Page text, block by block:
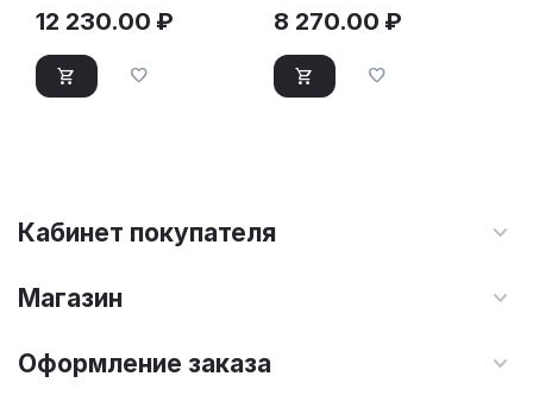
12 230.00 ₽ 8 270.00 ₽
Кабинет покупателя
Магазин
Оформление заказа